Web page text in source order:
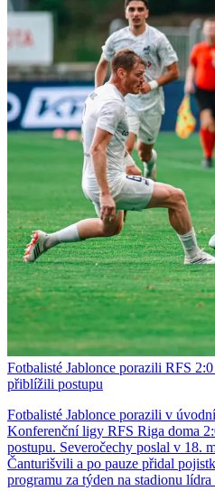
Fotbalisté Jablonce porazili RFS
přiblížili postupu
Fotbalisté Jablonce porazili v
Konferenční ligy RFS Riga doma
postupu. Severočechy poslal v 18.
Čanturišvili a po pauze přidal
programu za týden na stadionu